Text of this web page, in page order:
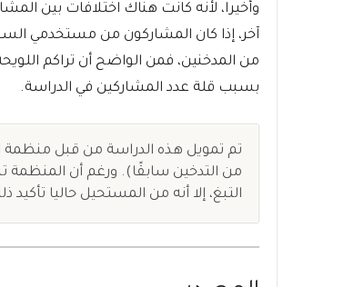
وأخيرا، لأنه كانت هناك اختلافات بين
آخر، إذا كان المشاركون من مستخدمي
من المدخنين، فمن الواضح أن تراكم
بسبب قلة عدد المشاركين في الدراسة.
تم تمويل هذه الدراسة من قبل منظمة
من التدخين سابقًا). ورغم أن المنظمة
التبغ، إلا أنه من المستحيل حاليا تأكيد